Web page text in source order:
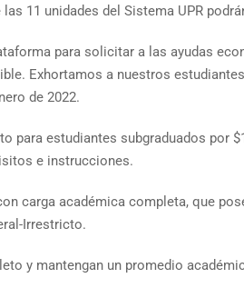
11 unidades del Sistema UPR
para solicitar a las ayudas
Exhortamos a nuestros
de 2022.
estudiantes subgraduados por
e instrucciones.
carga académica completa, que
Irrestricto.
y mantengan un promedio